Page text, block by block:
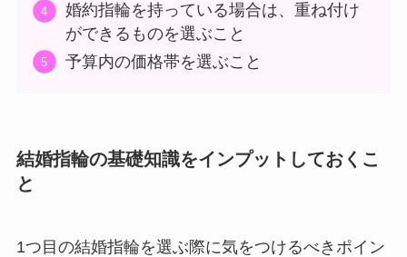
婚約指輪を持っている場合は、重ね付け
ができるものを選ぶこと
予算内の価格帯を選ぶこと
結婚指輪の基礎知識をインプットしておくこ
と
1つ目の結婚指輪を選ぶ際に気をつけるべきポイン